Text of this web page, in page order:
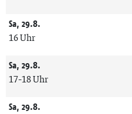
Sa, 29.8.
16 Uhr
Sa, 29.8.
17-18 Uhr
Sa, 29.8.